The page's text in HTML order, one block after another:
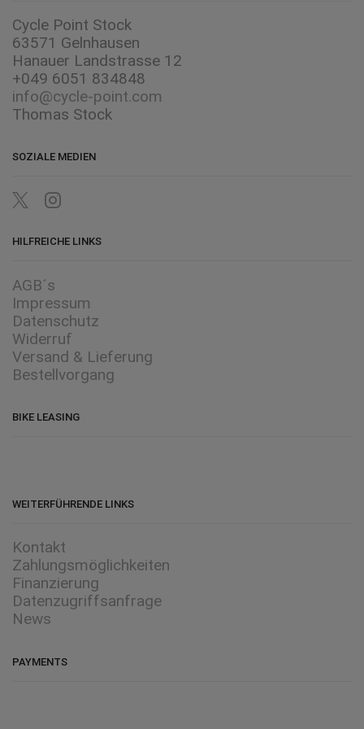
Cycle Point Stock
63571 Gelnhausen
Hanauer Landstrasse 12
+049 6051 834848
info@cycle-point.com
Thomas Stock
SOZIALE MEDIEN
TwitterInstagram
HILFREICHE LINKS
AGB´s
Impressum
Datenschutz
Widerruf
Versand & Lieferung
Bestellvorgang
BIKE LEASING
WEITERFÜHRENDE LINKS
Kontakt
Zahlungsmöglichkeiten
Finanzierung
Datenzugriffsanfrage
News
PAYMENTS